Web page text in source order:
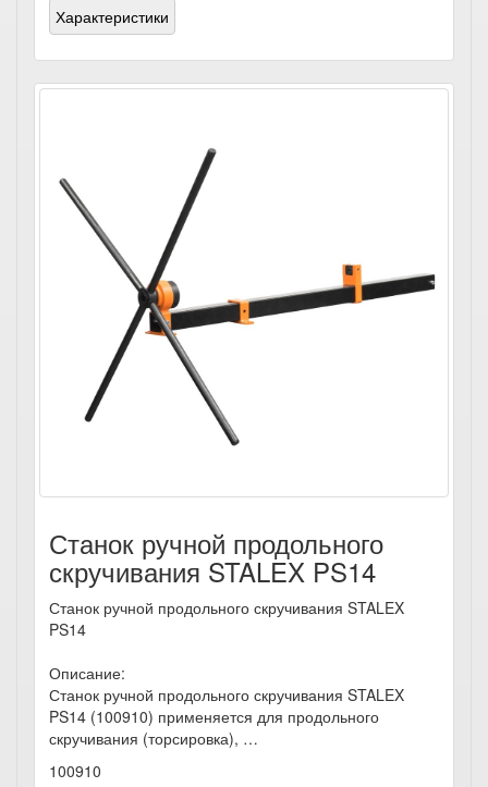
Характеристики
Станок ручной продольного
скручивания STALEX PS14
Станок ручной продольного скручивания STALEX
PS14
Описание:
Станок ручной продольного скручивания STALEX
PS14 (100910) применяется для продольного
скручивания (торсировка), …
100910